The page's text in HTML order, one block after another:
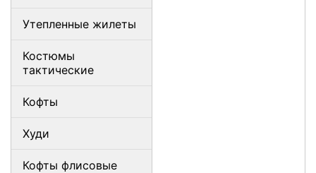
Утепленные жилеты
Костюмы
тактические
Кофты
Худи
Кофты флисовые